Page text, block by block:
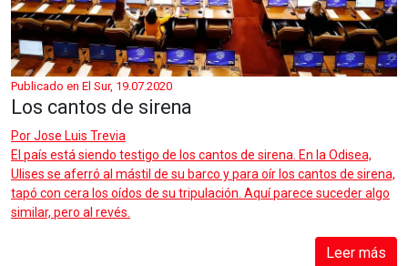
Publicado en El Sur, 19.07.2020
Los cantos de sirena
PorJose Luis Trevia
El país está siendo testigo de los cantos de sirena. En la Odisea,
Ulises se aferró al mástil de su barco y para oír los cantos de sirena,
tapó con cera los oídos de su tripulación. Aquí parece suceder algo
similar, pero al revés.
Leer más